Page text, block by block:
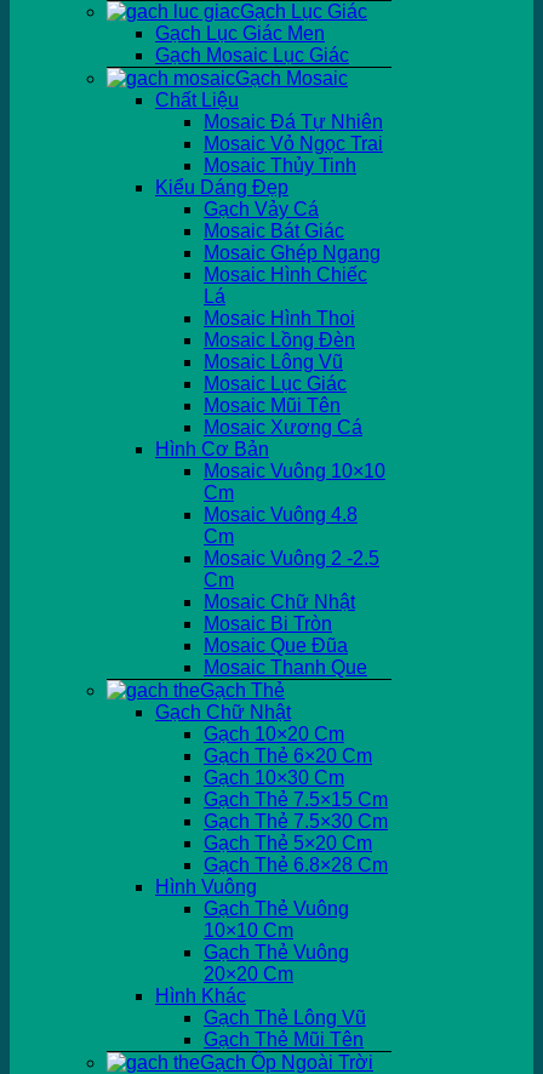
Gạch Lục Giác
Gạch Lục Giác Men
Gạch Mosaic Lục Giác
Gạch Mosaic
Chất Liệu
Mosaic Đá Tự Nhiên
Mosaic Vỏ Ngọc Trai
Mosaic Thủy Tinh
Kiểu Dáng Đẹp
Gạch Vảy Cá
Mosaic Bát Giác
Mosaic Ghép Ngang
Mosaic Hình Chiếc
Lá
Mosaic Hình Thoi
Mosaic Lồng Đèn
Mosaic Lông Vũ
Mosaic Lục Giác
Mosaic Mũi Tên
Mosaic Xương Cá
Hình Cơ Bản
Mosaic Vuông 10×10
Cm
Mosaic Vuông 4.8
Cm
Mosaic Vuông 2 -2.5
Cm
Mosaic Chữ Nhật
Mosaic Bi Tròn
Mosaic Que Đũa
Mosaic Thanh Que
Gạch Thẻ
Gạch Chữ Nhật
Gạch 10×20 Cm
Gạch Thẻ 6×20 Cm
Gạch 10×30 Cm
Gạch Thẻ 7.5×15 Cm
Gạch Thẻ 7.5×30 Cm
Gạch Thẻ 5×20 Cm
Gạch Thẻ 6.8×28 Cm
Hình Vuông
Gạch Thẻ Vuông
10×10 Cm
Gạch Thẻ Vuông
20×20 Cm
Hình Khác
Gạch Thẻ Lông Vũ
Gạch Thẻ Mũi Tên
Gạch Ốp Ngoài Trời